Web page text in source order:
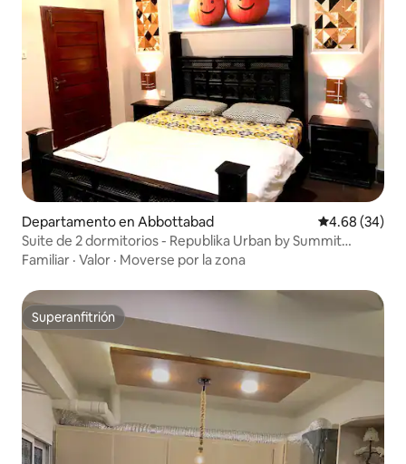
Departamento en Abbottabad Calificación
4.68 (34)
Suite de 2 dormitorios - Republika Urban by Summit
Resorts
Familiar · Valor · Moverse por la zona
Superanfitrión
Superanfitrión